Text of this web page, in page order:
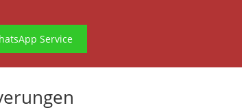
Service